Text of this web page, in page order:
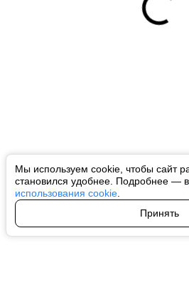
Мы используем cookie, чтобы сайт
становился удобнее. Подробнее — в
использования cookie
Принять